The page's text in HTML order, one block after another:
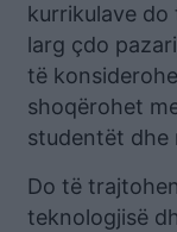
kurrikulave
larg çdo
të
shoqërohet
studentët dhe
Do të
teknologjisë